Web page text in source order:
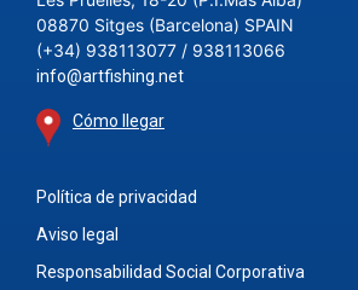
08870 Sitges (Barcelona) SPAIN
(+34) 938113077 / 938113066
info@artfishing.net
Cómo llegar
Política de privacidad
Aviso legal
Responsabilidad Social Corporativa